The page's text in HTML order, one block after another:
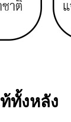
ทั้งหลัง